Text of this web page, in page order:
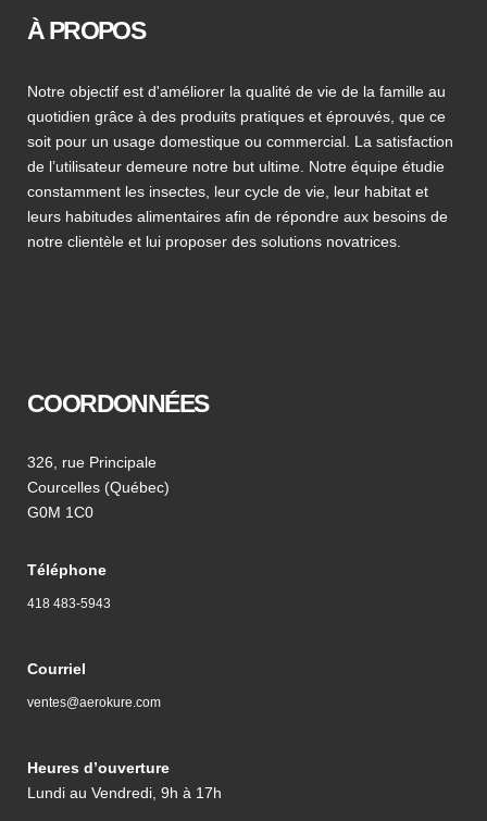
À PROPOS
Notre objectif est d'améliorer la qualité de vie de la famille au
quotidien grâce à des produits pratiques et éprouvés, que ce
soit pour un usage domestique ou commercial. La satisfaction
de l’utilisateur demeure notre but ultime. Notre équipe étudie
constamment les insectes, leur cycle de vie, leur habitat et
leurs habitudes alimentaires afin de répondre aux besoins de
notre clientèle et lui proposer des solutions novatrices.
COORDONNÉES
326, rue Principale
Courcelles (Québec)
G0M 1C0
Téléphone
418 483-5943
Courriel
ventes@aerokure.com
Heures d’ouverture
Lundi au Vendredi, 9h à 17h